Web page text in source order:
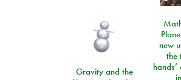
new
the
Gravity and the